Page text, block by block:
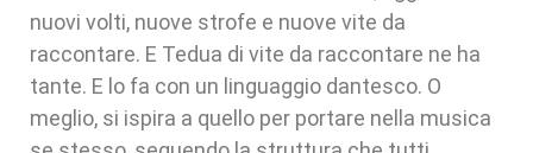
nuovi volti, nuove strofe e nuove vite da
raccontare. E Tedua di vite da raccontare ne ha
tante. E lo fa con un linguaggio dantesco. O
meglio, si ispira a quello per portare nella musica